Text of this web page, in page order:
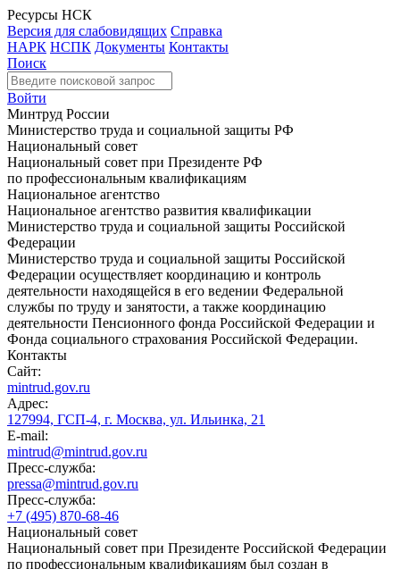
Ресурсы НСК
Версия для слабовидящих Справка
НАРК НСПК Документы Контакты
Поиск
Войти
Минтруд России
Министерство труда и социальной защиты РФ
Национальный совет
Национальный совет при Президенте РФ
по профессиональным квалификациям
Национальное агентство
Национальное агентство развития квалификации
Министерство труда и социальной защиты Российской
Федерации
Министерство труда и социальной защиты Российской
Федерации осуществляет координацию и контроль
деятельности находящейся в его ведении Федеральной
службы по труду и занятости, а также координацию
деятельности Пенсионного фонда Российской Федерации и
Фонда социального страхования Российской Федерации.
Контакты
Сайт:
mintrud.gov.ru
Адрес:
127994, ГСП-4, г. Москва, ул. Ильинка, 21
E-mail:
mintrud@mintrud.gov.ru
Пресс-служба:
pressa@mintrud.gov.ru
Пресс-служба:
+7 (495) 870-68-46
Национальный совет
Национальный совет при Президенте Российской Федерации
по профессиональным квалификациям был создан в